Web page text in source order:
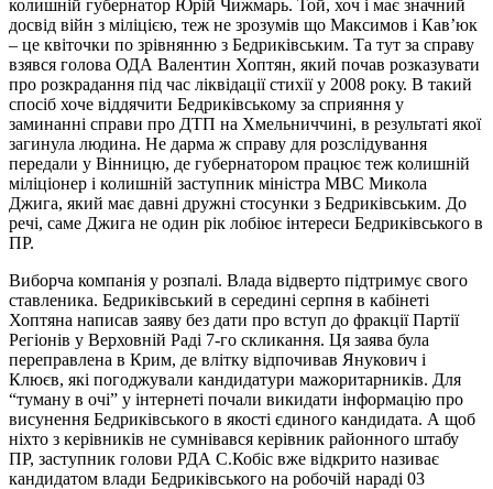
колишній губернатор Юрій Чижмарь. Той, хоч і має значний
досвід війн з міліцією, теж не зрозумів що Максимов і Кав’юк
– це квіточки по зрівнянню з Бедриківським. Та тут за справу
взявся голова ОДА Валентин Хоптян, який почав розказувати
про розкрадання під час ліквідації стихії у 2008 року. В такий
спосіб хоче віддячити Бедриківському за сприяння у
заминанні справи про ДТП на Хмельниччині, в результаті якої
загинула людина. Не дарма ж справу для розслідування
передали у Вінницю, де губернатором працює теж колишній
міліціонер і колишній заступник міністра МВС Микола
Джига, який має давні дружні стосунки з Бедриківським. До
речі, саме Джига не один рік лобіює інтереси Бедриківського в
ПР.
Виборча компанія у розпалі. Влада відверто підтримує свого
ставленика. Бедриківський в середині серпня в кабінеті
Хоптяна написав заяву без дати про вступ до фракції Партії
Регіонів у Верховній Раді 7-го скликання. Ця заява була
переправлена в Крим, де влітку відпочивав Янукович і
Клюєв, які погоджували кандидатури мажоритарників. Для
“туману в очі” у інтернеті почали викидати інформацію про
висунення Бедриківського в якості єдиного кандидата. А щоб
ніхто з керівників не сумнівався керівник районного штабу
ПР, заступник голови РДА С.Кобіс вже відкрито називає
кандидатом влади Бедриківського на робочій нараді 03